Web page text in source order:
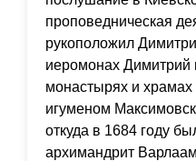
проповедническая
рукоположил
иеромонах Димитрий
монастырях и
игуменом
откуда в 1684 году
архимандрит